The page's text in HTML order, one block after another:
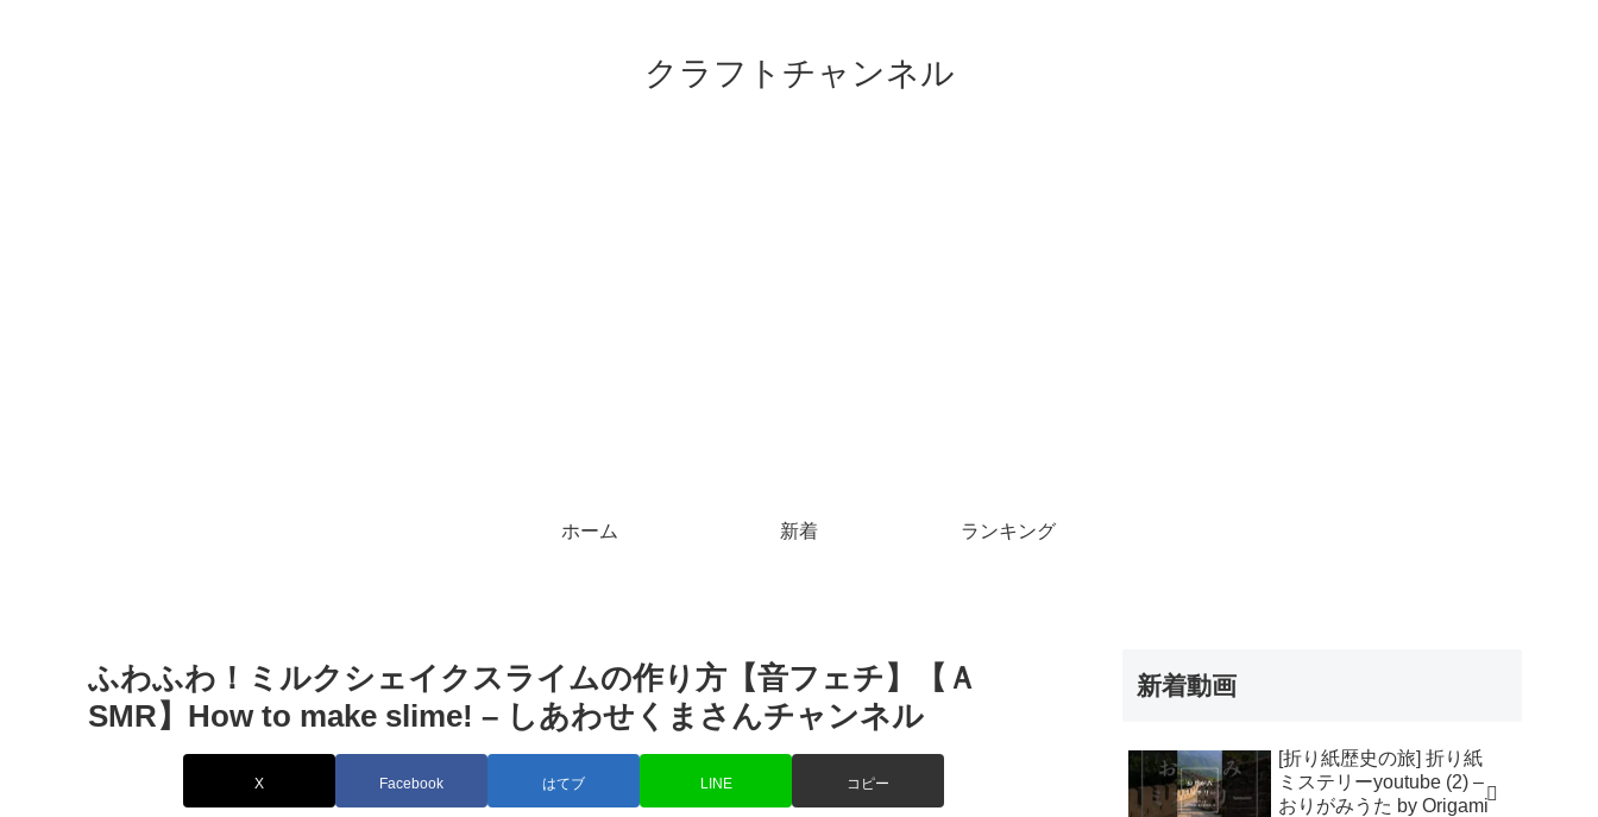
クラフトチャンネル
ホーム 新着 ランキング
ふわふわ！ミルクシェイクスライムの作り方【音フェチ】【Ａ
SMR】How to make slime! – しあわせくまさんチャンネル
X Facebook はてブ LINE コピー
新着動画
[折り紙歴史の旅] 折り紙
ミステリーyoutube (2) –
おりがみうた by Origami